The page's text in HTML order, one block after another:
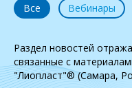
Все Вебинары
Раздел новостей
связанные с
"Лиопласт"® (Самара,